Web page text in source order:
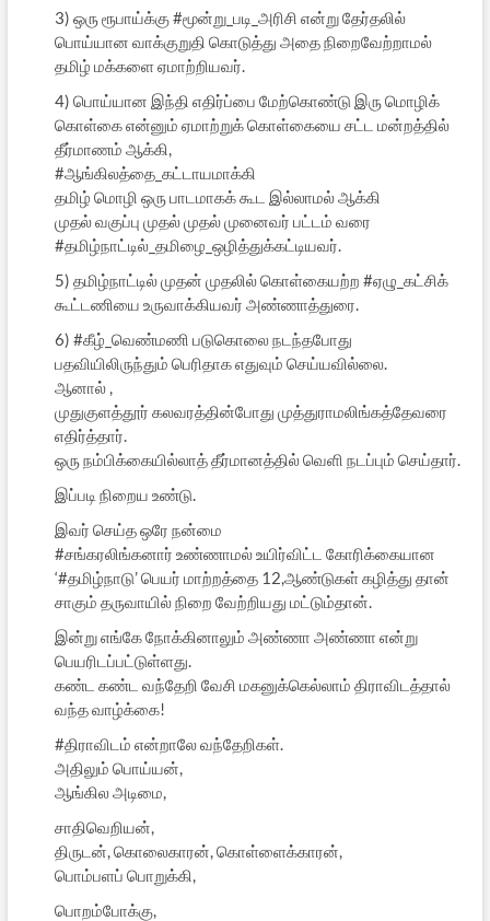
3) ஒரு ரூபாய்க்கு #மூன்று_படி_அரிசி என்று தேர்தலில்
பொய்யான வாக்குறுதி கொடுத்து அதை நிறைவேற்றாமல்
தமிழ் மக்களை ஏமாற்றியவர்.
4) பொய்யான இந்தி எதிர்ப்பை மேற்கொண்டு இரு மொழிக்
கொள்கை என்னும் ஏமாற்றுக் கொள்கையை சட்ட மன்றத்தில்
தீர்மாணம் ஆக்கி,
#ஆங்கிலத்தை_கட்டாயமாக்கி
தமிழ் மொழி ஒரு பாடமாகக் கூட இல்லாமல் ஆக்கி
முதல் வகுப்பு முதல் முதல் முனைவர் பட்டம் வரை
#தமிழ்நாட்டில்_தமிழை_ஒழித்துக்கட்டியவர்.
5) தமிழ்நாட்டில் முதன் முதலில் கொள்கையற்ற #ஏழு_கட்சிக்
கூட்டணியை உருவாக்கியவர் அண்ணாத்துரை.
6) #கீழ்_வெண்மணி படுகொலை நடந்தபோது
பதவியிலிருந்தும் பெரிதாக எதுவும் செய்யவில்லை.
ஆனால் ,
முதுகுளத்தூர் கலவரத்தின்போது முத்துராமலிங்கத்தேவரை
எதிர்த்தார்.
ஒரு நம்பிக்கையில்லாத் தீர்மானத்தில் வெளி நடப்பும் செய்தார்.
இப்படி நிறைய உண்டு.
இவர் செய்த ஒரே நன்மை
#சங்கரலிங்கனார் உண்ணாமல் உயிர்விட்ட கோரிக்கையான
‘#தமிழ்நாடு’ பெயர் மாற்றத்தை 12,ஆண்டுகள் கழித்து தான்
சாகும் தருவாயில் நிறை வேற்றியது மட்டும்தான்.
இன்று எங்கே நோக்கினாலும் அண்ணா அண்ணா என்று
பெயரிடப்பட்டுள்ளது.
கண்ட கண்ட வந்தேறி வேசி மகனுக்கெல்லாம் திராவிடத்தால்
வந்த வாழ்க்கை!
#திராவிடம் என்றாலே வந்தேறிகள்.
அதிலும் பொய்யன்,
ஆங்கில அடிமை,
சாதிவெறியன்,
திருடன், கொலைகாரன், கொள்ளைக்காரன்,
பொம்பளப் பொறுக்கி,
பொறம்போக்கு,